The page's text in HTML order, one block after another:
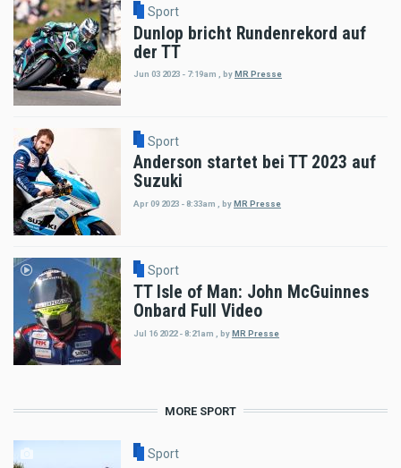
Sport
Dunlop bricht Rundenrekord auf
der TT
Jun 03 2023 - 7:19am byMR Presse
Sport
Anderson startet bei TT 2023 auf
Suzuki
Apr 09 2023 - 8:33am byMR Presse
Sport
TT Isle of Man: John McGuinnes
Onbard Full Video
Jul 16 2022 - 8:21am byMR Presse
MORE SPORT
Sport